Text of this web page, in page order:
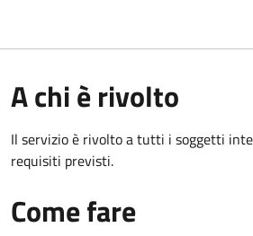
A chi è rivolto
Il servizio è rivolto a tutti i soggetti
requisiti previsti.
Come fare